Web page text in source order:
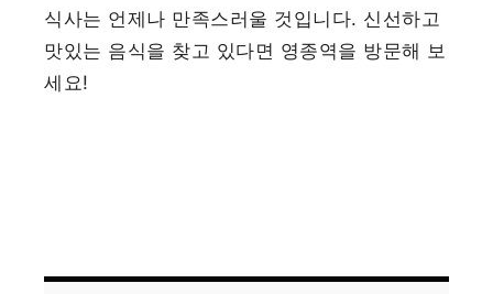
식사는 언제나 만족스러울 것입니다. 신선하고
맛있는 음식을 찾고 있다면 영종역을 방문해 보
세요!